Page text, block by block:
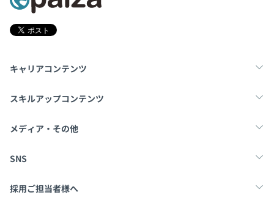
キャリアコンテンツ
転職・キャリア
スキルアップコンテンツ
学習
メディア・その他
Tech Team Journal
SNS
X
採用ご担当者様へ